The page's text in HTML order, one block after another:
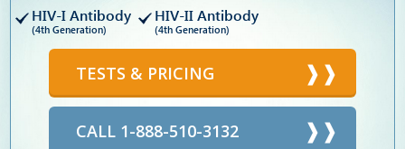
HIV-I Antibody
(4th Generation)
HIV-II Antibody
(4th Generation)
TESTS & PRICING
CALL 1-888-510-3132